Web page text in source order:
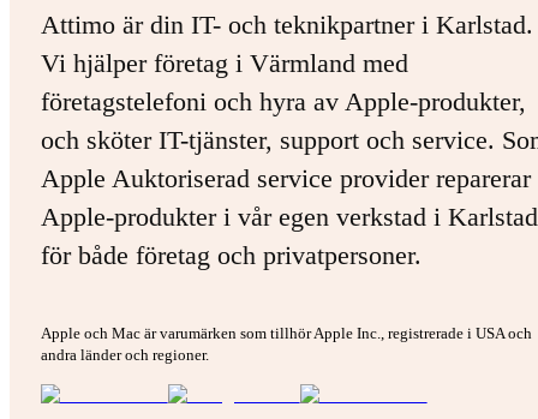
Attimo är din IT- och teknikpartner i Karlstad.
Vi hjälper företag i Värmland med
företagstelefoni och hyra av Apple-produkter,
och sköter IT-tjänster, support och service.
Apple Auktoriserad service provider
Apple-produkter i vår egen verkstad i
för både företag och privatpersoner.
Apple och Mac är varumärken som tillhör Apple Inc., registrerade i USA och
andra länder och regioner.